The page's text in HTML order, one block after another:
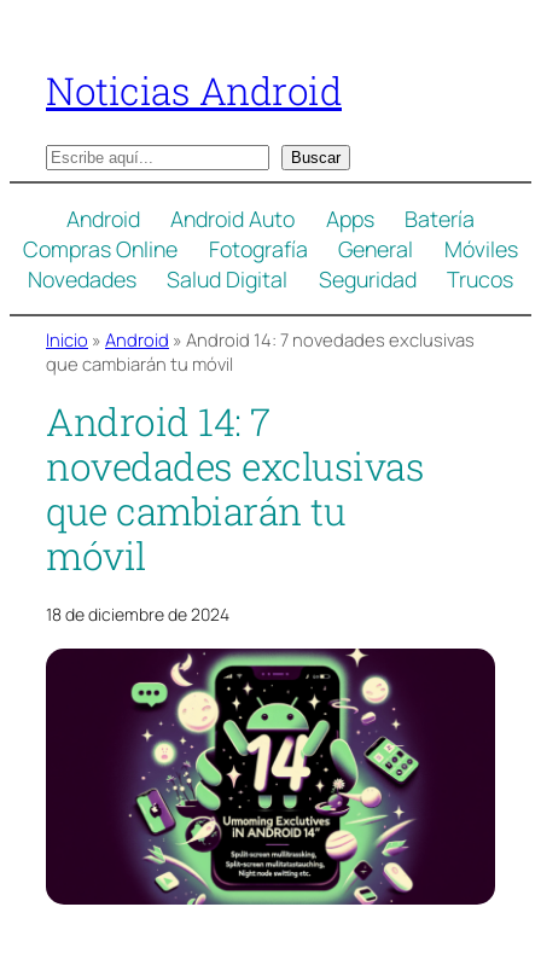
contenido
Noticias Android
B
u
c
a
r
Buscar
Android Android Auto Apps
Batería
Compras Online
Fotografía General
Móviles
Novedades
Salud Digital Seguridad Trucos
Inicio » Android » Android 14: 7 novedades exclusivas
que cambiarán tu móvil
Android 14: 7
novedades exclusivas
que cambiarán tu
móvil
18 de diciembre de 2024